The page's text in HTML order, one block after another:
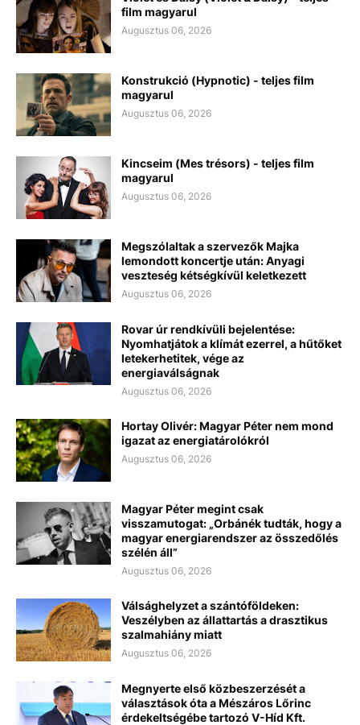
film magyarul
Augusztus 06, 2026
Konstrukció (Hypnotic) - teljes film
magyarul
Augusztus 06, 2026
Kincseim (Mes trésors) - teljes film
magyarul
Augusztus 06, 2026
Megszólaltak a szervezők Majka
lemondott koncertje után: Anyagi
veszteség kétségkívül keletkezett
Augusztus 06, 2026
Rovar úr rendkívüli bejelentése:
Nyomhatjátok a klímát ezerrel, a hűtőket
letekerhetitek, vége az
energiaválságnak
Augusztus 06, 2026
Hortay Olivér: Magyar Péter nem mond
igazat az energiatárolókról
Augusztus 06, 2026
Magyar Péter megint csak
visszamutogat: „Orbánék tudták, hogy a
magyar energiarendszer az összedőlés
szélén áll”
Augusztus 06, 2026
Válsághelyzet a szántóföldeken:
Veszélyben az állattartás a drasztikus
szalmahiány miatt
Augusztus 06, 2026
Megnyerte első közbeszerzését a
választások óta a Mészáros Lőrinc
érdekeltségébe tartozó V-Híd Kft.